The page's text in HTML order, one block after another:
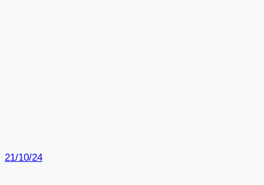
21/10/24